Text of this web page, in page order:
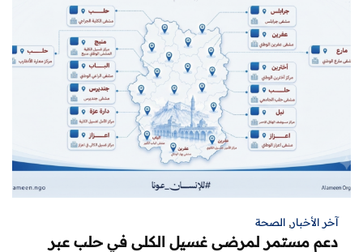
آخر الأخبار, الصحة
دعم مستمر لمرضى غسيل الكلى في حلب عبر